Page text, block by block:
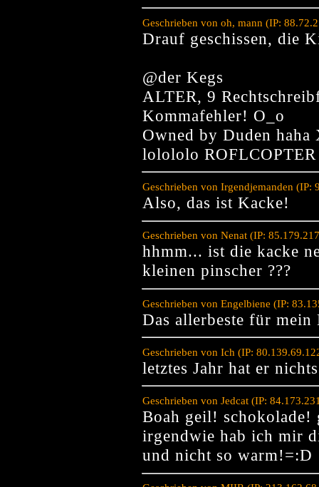
Geschrieben von oh, mann (IP:
Drauf geschissen, die
@der Kegs
ALTER, 9
Kommafehler! O_o
Owned by Duden
lolololo
Geschrieben von Irgendjemanden
Also, das ist Kacke!
Geschrieben von Nenat (IP:
hhmm... ist die kacke
kleinen pinscher ???
Geschrieben von Engelbiene (IP:
Das allerbeste für mein
Geschrieben von Ich (IP:
letztes Jahr hat er
Geschrieben von Jedcat (IP:
Boah geil!
irgendwie hab ich mir
und nicht so warm!=:D